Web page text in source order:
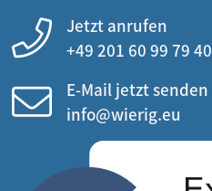
Jetzt anrufen
+49 201 60 99 79 40
E-Mail jetzt senden
info@wierig.eu